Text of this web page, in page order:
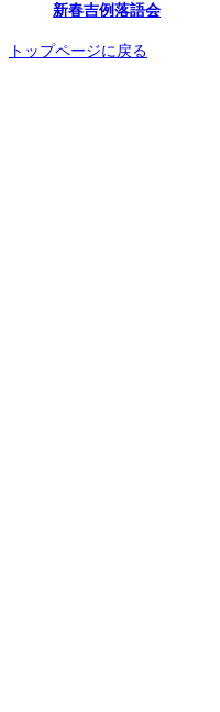
新春吉例落語会
トップページに戻る